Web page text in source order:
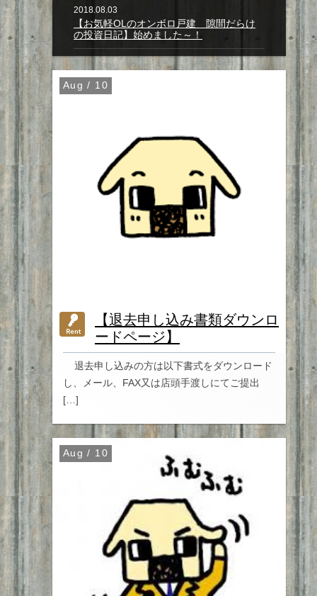
2018.08.03
【お気軽OLのオンボロ戸建 隙間だらけ
の投資日記】始めました～！
Aug / 10
【退去申し込み書類ダウンロ
ードページ】
退去申し込みの方は以下書式をダウンロード
し、メール、FAX又は店頭手渡しにてご提出
[…]
Aug / 10